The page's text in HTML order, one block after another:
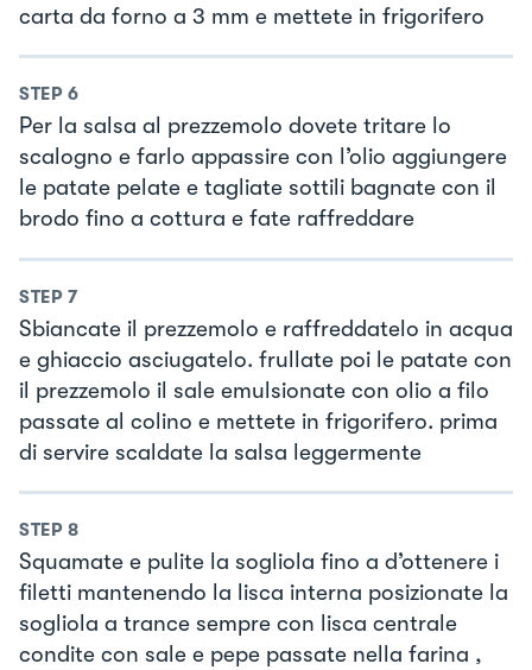
carta da forno a 3 mm e mettete in frigorifero
STEP 6
Per la salsa al prezzemolo dovete tritare lo
scalogno e farlo appassire con l’olio aggiungere
le patate pelate e tagliate sottili bagnate con il
brodo fino a cottura e fate raffreddare
STEP 7
Sbiancate il prezzemolo e raffreddatelo in acqua
e ghiaccio asciugatelo. frullate poi le patate con
il prezzemolo il sale emulsionate con olio a filo
passate al colino e mettete in frigorifero. prima
di servire scaldate la salsa leggermente
STEP 8
Squamate e pulite la sogliola fino a d’ottenere i
filetti mantenendo la lisca interna posizionate la
sogliola a trance sempre con lisca centrale
condite con sale e pepe passate nella farina ,